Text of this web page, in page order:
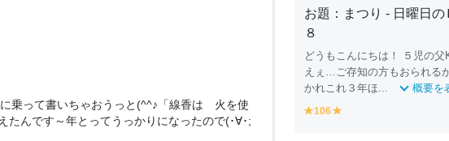
乗って書いちゃおうっと(^^♪「線香は 火を使
んです～年とってうっかりになったので(･∀･;
お題：まつり - 日曜日の
８
どうもこんにちは！ ５児の父
えぇ…ご存知の方もおられる
かれこれ３年ほ...
概要を
y
106